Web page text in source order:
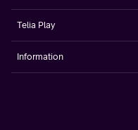
Telia Play
Information